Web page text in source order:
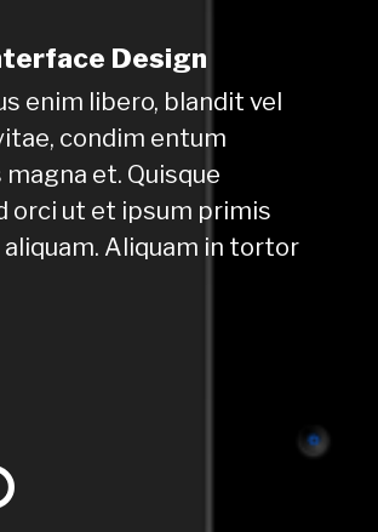
Design
enim libero, blandit vel
condim entum
et. Quisque
orci ut et ipsum primis
Aliquam in tortor